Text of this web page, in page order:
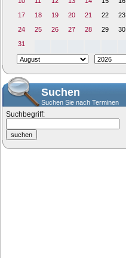
17
18 19 20 21 22
23
24
25 26 27 28 29
30
31
Suchen
Suchen Sie nach Terminen
Suchbegriff: